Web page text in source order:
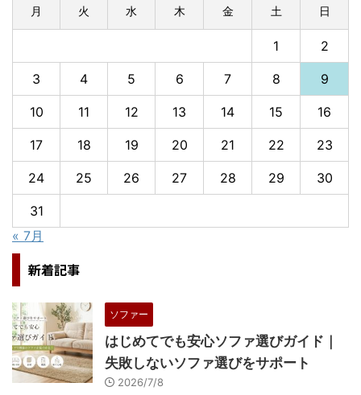
月 火 水 木 金 土 日
1 2
3 4 5 6 7 8 9
10 11 12 13 14 15 16
17 18 19 20 21 22 23
24 25 26 27 28 29 30
31
« 7月
新着記事
ソファー
はじめてでも安心ソファ選びガイド｜
失敗しないソファ選びをサポート
2026/7/8